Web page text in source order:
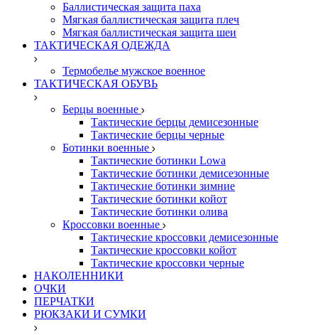
Баллистическая защита паха
Мягкая баллистическая защита плеч
Мягкая баллистическая защита шеи
ТАКТИЧЕСКАЯ ОДЕЖДА
Термобелье мужское военное
ТАКТИЧЕСКАЯ ОБУВЬ
Берцы военные
Тактические берцы демисезонные
Тактические берцы черные
Ботинки военные
Тактические ботинки Lowa
Тактические ботинки демисезонные
Тактические ботинки зимние
Тактические ботинки койот
Тактические ботинки олива
Кроссовки военные
Тактические кроссовки демисезонные
Тактические кроссовки койот
Тактические кроссовки черные
НАКОЛЕННИКИ
ОЧКИ
ПЕРЧАТКИ
РЮКЗАКИ И СУМКИ